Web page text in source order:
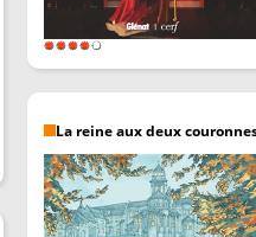
La reine aux deux